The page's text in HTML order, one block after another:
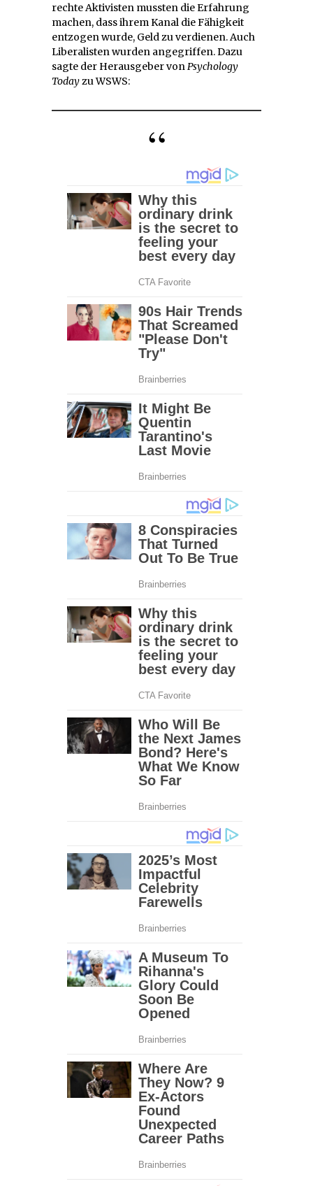
rechte Aktivisten mussten die Erfahrung
machen, dass ihrem Kanal die Fähigkeit
entzogen wurde, Geld zu verdienen. Auch
Liberalisten wurden angegriffen. Dazu
sagte der Herausgeber vonPsychology
Todayzu WSWS: